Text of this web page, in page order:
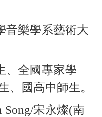
音樂學系藝術大
、全國專家學
、國高中師生。
Song/宋永燦(南